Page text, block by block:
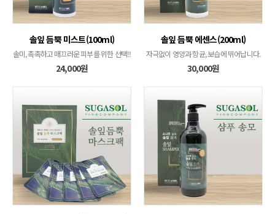
솔잎 듬뿍 미스트(100ml)
솔미, 촉촉하고 매끄러운 피부를 위한 선택!!
24,000원
솔잎 듬뿍 에센스(200ml)
자극없이 영양과 항균, 보습에 뛰어납니다.
30,000원